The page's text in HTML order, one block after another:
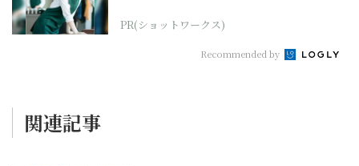
PR(ショットワークス)
Recommended by
関連記事